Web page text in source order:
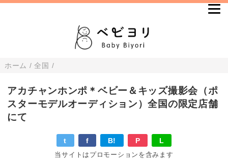
ホーム /全国 /
アカチャンホンポ＊ベビー＆キッズ撮影会（ポ
スターモデルオーディション）全国の限定店舗
にて
t f B! P L
当サイトはプロモーションを含みます